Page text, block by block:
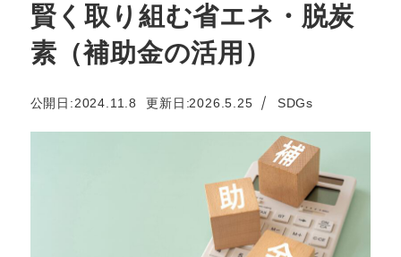
賢く取り組む省エネ・脱炭
素（補助金の活用）
公開日:
投稿日
2024.11.8 更新日 2026.5.25 カテゴリー
SDGs